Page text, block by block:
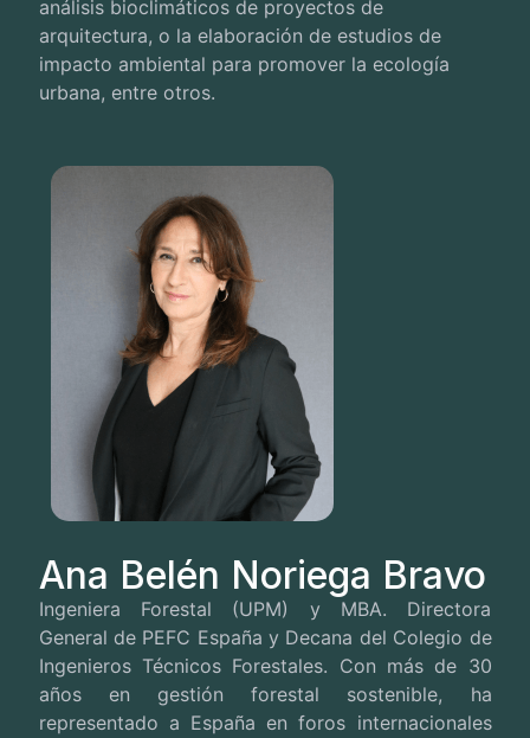
análisis bioclimáticos de proyectos de
arquitectura, o la elaboración de estudios de
impacto ambiental para promover la ecología
urbana, entre otros.
Ana Belén Noriega Bravo
Ingeniera Forestal (UPM) y MBA. Directora
General de PEFC España y Decana del Colegio de
Ingenieros Técnicos Forestales. Con más de 30
años en gestión forestal sostenible, ha
representado a España en foros internacionales